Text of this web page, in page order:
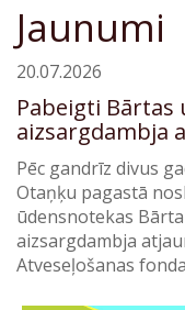
Jaunumi
20.07.2026
Pabeigti Bārtas
aizsargdambja
Pēc gandrīz divus
Otaņķu pagastā
ūdensnotekas
aizsargdambja
Atveseļošanas